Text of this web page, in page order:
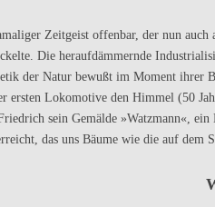
Zeitgeist offenbar, der nun auch
Die her­aufdämmernde
der Natur bewußt im Moment ihrer
Lokomotive den Himmel (50
sein Gemälde »Watzmann«,
das uns Bäume wie die auf